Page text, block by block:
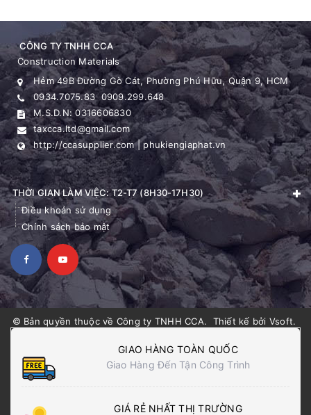
CÔNG TY TNHH CCA
Construction Materials
Hẻm 49B Đường Gò Cát, Phường Phú Hữu, Quận 9, HCM
0934.7075.83 0909.299.648
M.S.D.N: 0316606830
taxcca.ltd@gmail.com
http://ccasupplier.com | phukiengiaphat.vn
THỜI GIAN LÀM VIỆC: T2-T7 (8H30-17H30)
Điều khoản sử dụng
Chính sách bảo mật
© Bản quyền thuộc về Công ty TNHH CCA. Thiết kế bởi Vsoft.
GIAO HÀNG TOÀN QUỐC
Giao Hàng Đến Tận Công Trình
GIÁ RẺ NHẤT THỊ TRƯỜNG